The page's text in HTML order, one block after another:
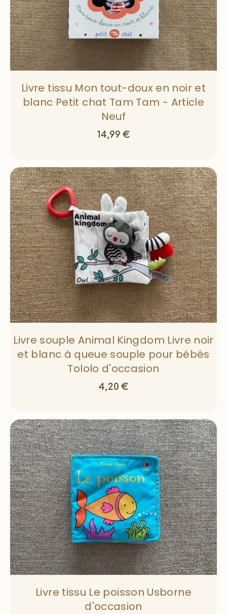
Livre tissu Mon tout-doux en noir et
blanc Petit chat Tam Tam - Article
Neuf
14,99 €
Livre souple Animal Kingdom Livre noir
et blanc à queue souple pour bébés
Tololo d'occasion
4,20 €
Livre tissu Le poisson Usborne
d'occasion